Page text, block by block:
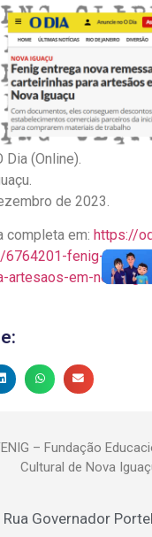
(Online).
de 2023.
completa em: https://
fenig-
artesaos-em-nova-
– Fundação
Cultural de Nova
Rua Governador